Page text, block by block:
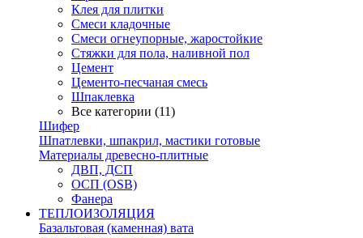
Клея для плитки
Смеси кладочные
Смеси огнеупорные, жаростойкие
Стяжки для пола, наливной пол
Цемент
Цементо-песчаная смесь
Шпаклевка
Все категории (11)
Шифер
Шпатлевки, шпакрил, мастики готовые
Материалы древесно-плитные
ДВП, ДСП
ОСП (OSB)
Фанера
ТЕПЛОИЗОЛЯЦИЯ
Базальтовая (каменная) вата